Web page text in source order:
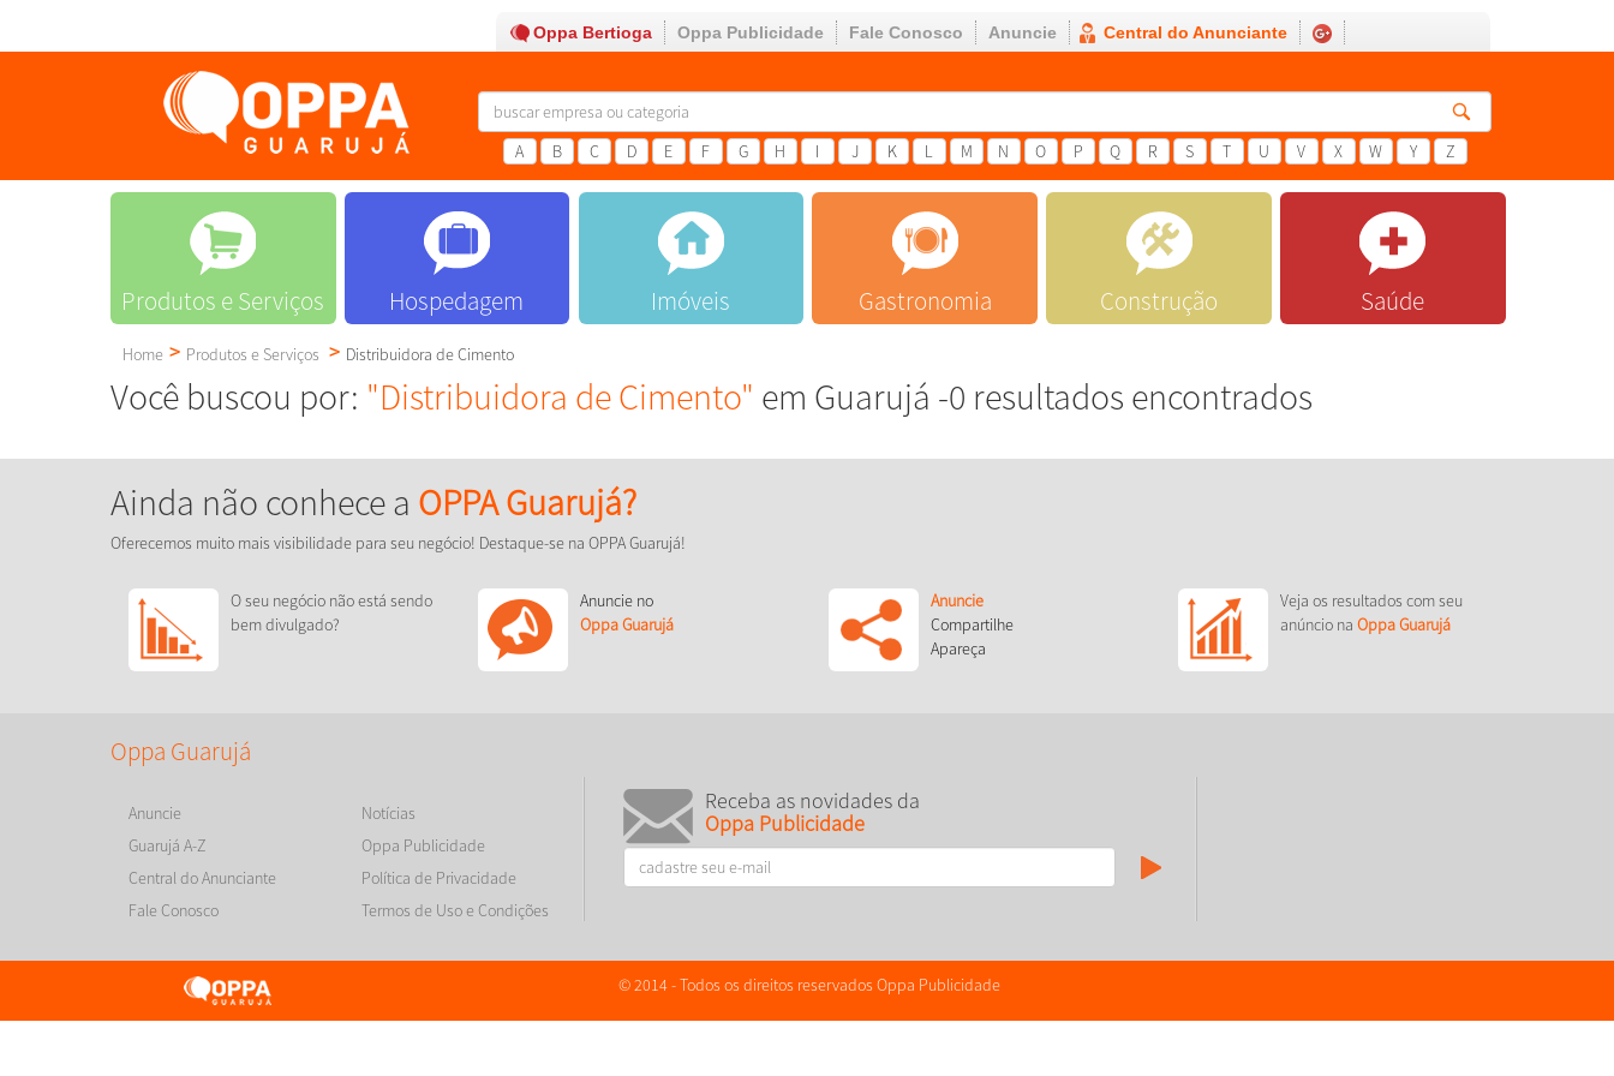
Oppa Bertioga Oppa Publicidade Fale Conosco Anuncie Central do Anunciante
A B C D E F G H I J K L M N O P Q R S T U V X W Y Z
Produtos e Serviços Hospedagem Imóveis Gastronomia Construção Saúde
Home Produtos e Serviços Distribuidora de Cimento
Você buscou por: "Distribuidora de Cimento" em Guarujá -0 resultados encontrados
Ainda não conhece a OPPA Guarujá?
Oferecemos muito mais visibilidade para seu negócio! Destaque-se na OPPA Guarujá!
O seu negócio não está sendo
bem divulgado?
Anuncie no
Oppa Guarujá
Anuncie
Compartilhe
Apareça
Veja os resultados com seu
anúncio na Oppa Guarujá
Oppa Guarujá
Anuncie
Guarujá A-Z
Central do Anunciante
Fale Conosco
Notícias
Oppa Publicidade
Política de Privacidade
Termos de Uso e Condições
Receba as novidades da
Oppa Publicidade
© 2014 - Todos os direitos reservados Oppa Publicidade